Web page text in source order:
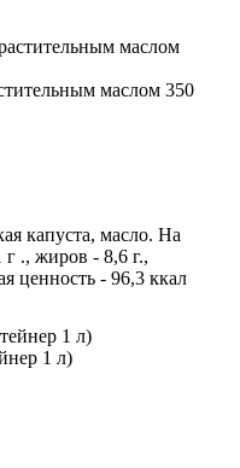
маслом 350
капуста, масло. На
г ., жиров - 8,6 г.,
ценность - 96,3 ккал
1 л)